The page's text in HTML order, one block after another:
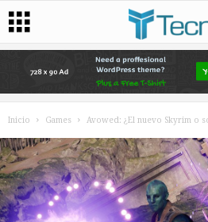
Inicio Games Avowed: ¿El nuevo Skyrim o